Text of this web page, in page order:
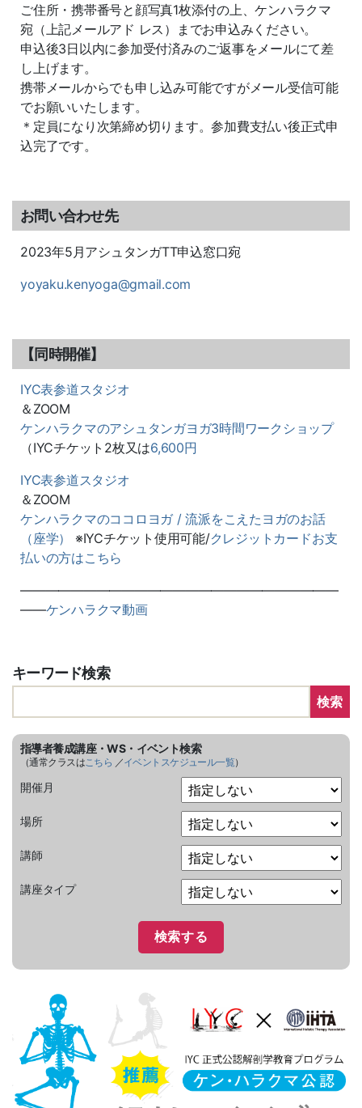
ご住所・携帯番号と顔写真1枚添付の上、ケンハラクマ
宛（上記メールアド レス）までお申込みください。
申込後3日以内に参加受付済みのご返事をメールにて差
し上げます。
携帯メールからでも申し込み可能ですがメール受信可能
でお願いいたします。
＊定員になり次第締め切ります。参加費支払い後正式申
込完了です。
お問い合わせ先
2023年5月アシュタンガTT申込窓口宛
yoyaku.kenyoga@gmail.com
【同時開催】
IYC表参道スタジオ
＆ZOOM
ケンハラクマのアシュタンガヨガ3時間ワークショップ
（IYCチケット2枚又は6,600円
IYC表参道スタジオ
＆ZOOM
ケンハラクマのココロヨガ / 流派をこえたヨガのお話
（座学）
※IYCチケット使用可能/クレジットカードお支
払いの方はこちら
—————————————————————————
——ケンハラクマ動画
キーワード検索
検索
指導者養成講座・WS・イベント検索
（通常クラスはこちら ／イベントスケジュール一覧）
開催月
場所
講師
講座タイプ